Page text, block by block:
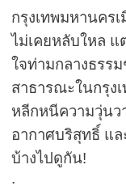
กรุงเทพมหานคร
ไม่เคยหลับใหล
ใจท่ามกลางธรร
สาธารณะในกรุง
หลีกหนีความวุ่นว
อากาศบริสุทธิ์ แล
บ้างไปดูกัน!
.